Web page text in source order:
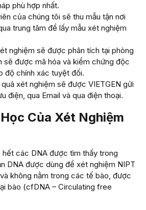
phù hợp nhất.
của chúng tôi sẽ thu mẫu tận nơi
trung tâm để lấy mẫu xét nghiệm
nghiệm sẽ được phân tích tại phòng
sẽ được mã hóa và kiểm chứng độc
độ chính xác tuyệt đối.
xét nghiệm sẽ được VIETGEN gửi
điện, qua Email và qua điện thoại.
Của Xét Nghiệm
hết các DNA được tìm thấy trong
DNA được dùng để xét nghiệm NIPT
không nằm trong các tế bào, được
bào (cfDNA – Circulating free